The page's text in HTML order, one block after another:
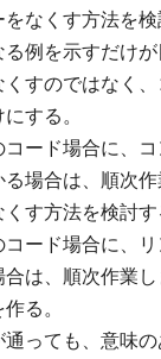
なくす方法を検
例を示すだけが
すのではなく
する。
ード場合に、
場合は、順次作
す方法を検討す
ード場合に、リ
は、順次作業し
る。
っても、意味